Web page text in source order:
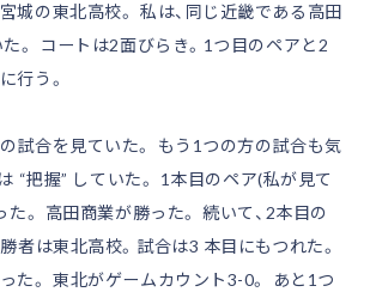
城の東北高校。 私は、同じ近畿である高田
。 コートは2面びらき。1つ目のペアと2
行う。
試合を見ていた。 もう1つの方の試合も気
“把握” していた。 1本目のペア(私が見て
。 高田商業が勝った。 続いて、2本目の
者は東北高校。試合は3 本目にもつれた。
た。 東北がゲームカウント3-0。 あと1つ